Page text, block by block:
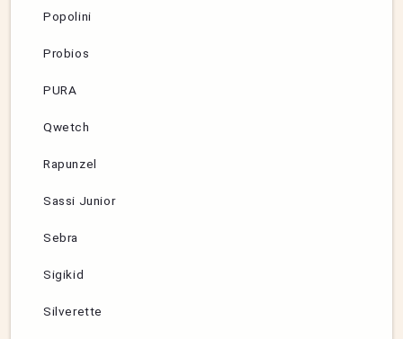
Popolini
Probios
PURA
Qwetch
Rapunzel
Sassi Junior
Sebra
Sigikid
Silverette